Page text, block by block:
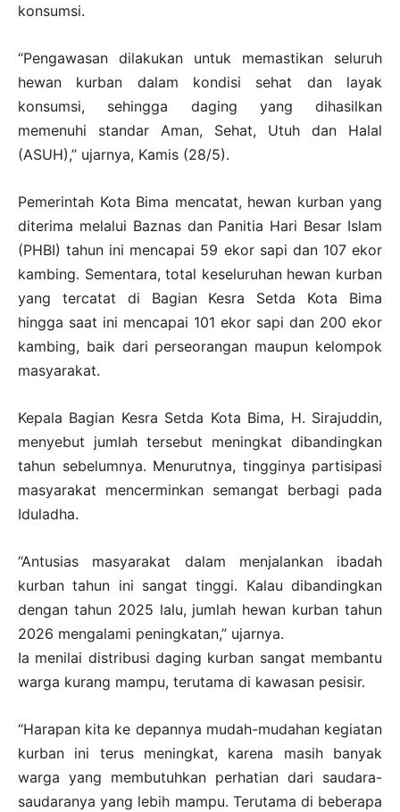
konsumsi.
“Pengawasan dilakukan untuk memastikan seluruh
hewan kurban dalam kondisi sehat dan layak
konsumsi, sehingga daging yang dihasilkan
memenuhi standar Aman, Sehat, Utuh dan Halal
(ASUH),” ujarnya, Kamis (28/5).
Pemerintah Kota Bima mencatat, hewan kurban yang
diterima melalui Baznas dan Panitia Hari Besar Islam
(PHBI) tahun ini mencapai 59 ekor sapi dan 107 ekor
kambing. Sementara, total keseluruhan hewan kurban
yang tercatat di Bagian Kesra Setda Kota Bima
hingga saat ini mencapai 101 ekor sapi dan 200 ekor
kambing, baik dari perseorangan maupun kelompok
masyarakat.
Kepala Bagian Kesra Setda Kota Bima, H. Sirajuddin,
menyebut jumlah tersebut meningkat dibandingkan
tahun sebelumnya. Menurutnya, tingginya partisipasi
masyarakat mencerminkan semangat berbagi pada
Iduladha.
“Antusias masyarakat dalam menjalankan ibadah
kurban tahun ini sangat tinggi. Kalau dibandingkan
dengan tahun 2025 lalu, jumlah hewan kurban tahun
2026 mengalami peningkatan,” ujarnya.
Ia menilai distribusi daging kurban sangat membantu
warga kurang mampu, terutama di kawasan pesisir.
“Harapan kita ke depannya mudah-mudahan kegiatan
kurban ini terus meningkat, karena masih banyak
warga yang membutuhkan perhatian dari saudara-
saudaranya yang lebih mampu. Terutama di beberapa